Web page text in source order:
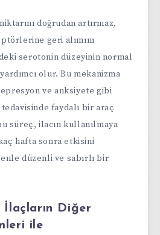
doğrudan artırmaz,
geri alımını
serotonin düzeyinin normal
olur. Bu mekanizma
ve anksiyete gibi
faydalı bir araç
süreç, ilacın kullanılmaya
hafta sonra etkisini
düzenli ve sabırlı bir
İlaçların Diğer
ile